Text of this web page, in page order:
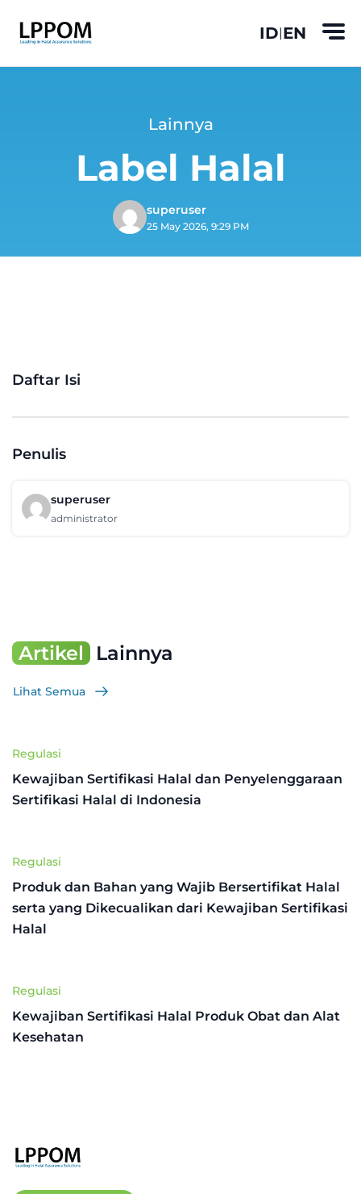
ID|EN
Lainnya
Label Halal
superuser
25 May 2026, 9:29 PM
Daftar Isi
Penulis
superuser
administrator
Artikel Lainnya
Lihat Semua
Regulasi
Kewajiban Sertifikasi Halal dan Penyelenggaraan
Sertifikasi Halal di Indonesia
Regulasi
Produk dan Bahan yang Wajib Bersertifikat Halal
serta yang Dikecualikan dari Kewajiban Sertifikasi
Halal
Regulasi
Kewajiban Sertifikasi Halal Produk Obat dan Alat
Kesehatan